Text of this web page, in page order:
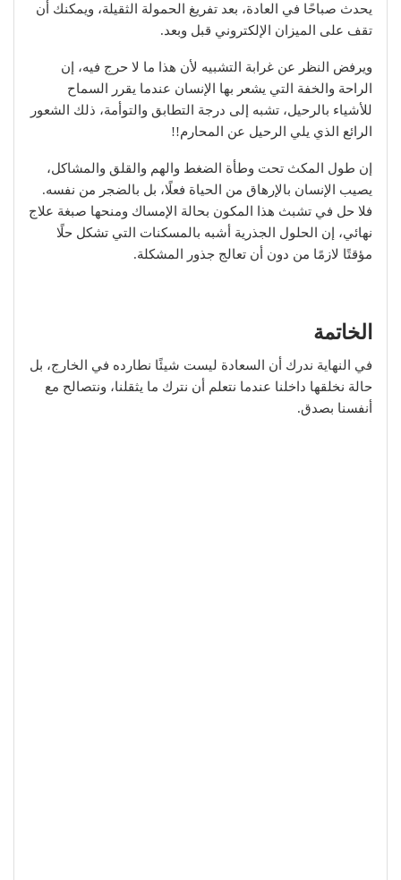
يحدث صباحًا في العادة، بعد تفريغ الحمولة الثقيلة، ويمكنك أن
تقف على الميزان الإلكتروني قبل وبعد.
ويرفض النظر عن غرابة التشبيه لأن هذا ما لا حرج فيه، إن
الراحة والخفة التي يشعر بها الإنسان عندما يقرر السماح
للأشياء بالرحيل، تشبه إلى درجة التطابق والتوأمة، ذلك الشعور
الرائع الذي يلي الرحيل عن المحارم!!
إن طول المكث تحت وطأة الضغط والهم والقلق والمشاكل،
يصيب الإنسان بالإرهاق من الحياة فعلًا، بل بالضجر من نفسه.
فلا حل في تشبث هذا المكون بحالة الإمساك ومنحها صبغة علاج
نهائي، إن الحلول الجذرية أشبه بالمسكنات التي تشكل حلًا
مؤقتًا لازمًا من دون أن تعالج جذور المشكلة.
الخاتمة
في النهاية ندرك أن السعادة ليست شيئًا نطارده في الخارج، بل
حالة نخلقها داخلنا عندما نتعلم أن نترك ما يثقلنا، ونتصالح مع
أنفسنا بصدق.